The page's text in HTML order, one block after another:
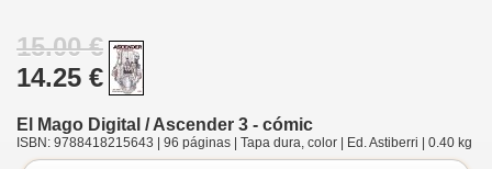
15.00 €
14.25 €
El Mago Digital / Ascender 3 - cómic
ISBN: 9788418215643 | 96 páginas | Tapa dura, color | Ed. Astiberri | 0.40 kg